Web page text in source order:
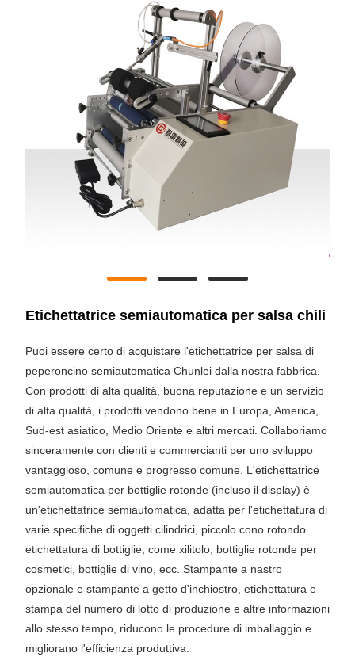
Etichettatrice semiautomatica per salsa chili
Puoi essere certo di acquistare l'etichettatrice per salsa di
peperoncino semiautomatica Chunlei dalla nostra fabbrica.
Con prodotti di alta qualità, buona reputazione e un servizio
di alta qualità, i prodotti vendono bene in Europa, America,
Sud-est asiatico, Medio Oriente e altri mercati. Collaboriamo
sinceramente con clienti e commercianti per uno sviluppo
vantaggioso, comune e progresso comune. L'etichettatrice
semiautomatica per bottiglie rotonde (incluso il display) è
un'etichettatrice semiautomatica, adatta per l'etichettatura di
varie specifiche di oggetti cilindrici, piccolo cono rotondo
etichettatura di bottiglie, come xilitolo, bottiglie rotonde per
cosmetici, bottiglie di vino, ecc. Stampante a nastro
opzionale e stampante a getto d'inchiostro, etichettatura e
stampa del numero di lotto di produzione e altre informazioni
allo stesso tempo, riducono le procedure di imballaggio e
migliorano l'efficienza produttiva.